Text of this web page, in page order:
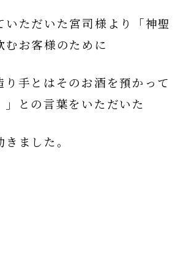
いただいた宮司様より「神聖
むお客様のために
り手とはそのお酒を預かって
」との言葉をいただいた
ました。